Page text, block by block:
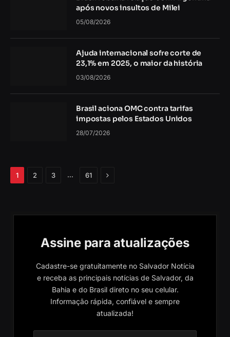
após novos insultos de Milei
05/08/2026
Ajuda internacional sofre corte de
23,1% em 2025, o maior da história
03/08/2026
Brasil aciona OMC contra tarifas
impostas pelos Estados Unidos
28/07/2026
1 2 3 … 61 Próximo
Assine para atualizações
Cadastre-se gratuitamente no Salvador Notícia
e receba as principais notícias de Salvador, da
Bahia e do Brasil direto no seu celular.
Informação rápida, confiável e sempre
atualizada!